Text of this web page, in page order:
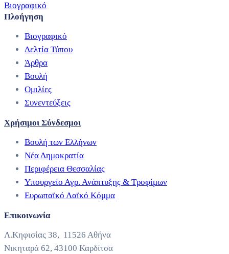
Βιογραφικό
Πλοήγηση
Βιογραφικό
Δελτία Τύπου
Άρθρα
Βουλή
Ομιλίες
Συνεντεύξεις
Χρήσιμοι Σύνδεσμοι
Βουλή των Ελλήνων
Νέα Δημοκρατία
Περιφέρεια Θεσσαλίας
Υπουργείο Αγρ. Ανάπτυξης & Τροφίμων
Ευρωπαϊκό Λαϊκό Κόμμα
Επικοινωνία
Λ.Κηφισίας 38, 11526 Αθήνα
Νικηταρά 62, 43100 Καρδίτσα